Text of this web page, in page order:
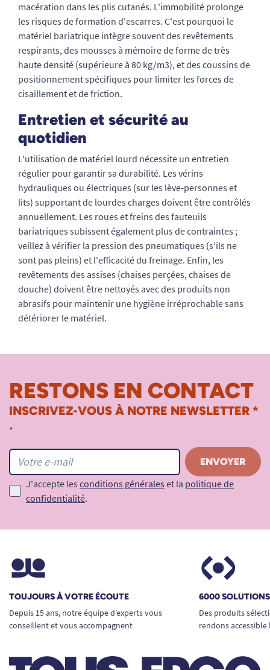
macération dans les plis cutanés. L'immobilité prolonge
les risques de formation d'escarres. C'est pourquoi le
matériel bariatrique intègre souvent des revêtements
respirants, des mousses à mémoire de forme de très
haute densité (supérieure à 80 kg/m3), et des coussins de
positionnement spécifiques pour limiter les forces de
cisaillement et de friction.
Entretien et sécurité au
quotidien
L'utilisation de matériel lourd nécessite un entretien
régulier pour garantir sa durabilité. Les vérins
hydrauliques ou électriques (sur les lève-personnes et
lits) supportant de lourdes charges doivent être contrôlés
annuellement. Les roues et freins des fauteuils
bariatriques subissent également plus de contraintes ;
veillez à vérifier la pression des pneumatiques (s'ils ne
sont pas pleins) et l'efficacité du freinage. Enfin, les
revêtements des assises (chaises perçées, chaises de
douche) doivent être nettoyés avec des produits non
abrasifs pour maintenir une hygiène irréprochable sans
détériorer le matériel.
RESTONS EN CONTACT
INSCRIVEZ-VOUS À NOTRE NEWSLETTER *
*
J'accepte les conditions générales et la politique de
confidentialité.
TOUJOURS À VOTRE ÉCOUTE
Depuis 15 ans, notre équipe d’experts vous
conseillent et vous accompagnent
6000
Des produits
rendons